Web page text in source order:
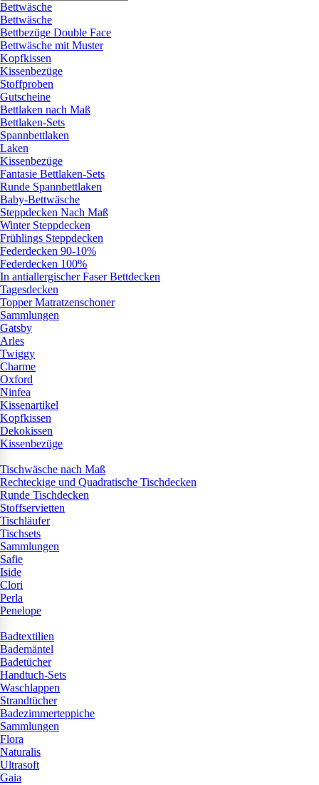
Bettwäsche
Bettwäsche
Bettbezüge Double Face
Bettwäsche mit Muster
Kopfkissen
Kissenbezüge
Stoffproben
Gutscheine
Bettlaken nach Maß
Bettlaken-Sets
Spannbettlaken
Laken
Kissenbezüge
Fantasie Bettlaken-Sets
Runde Spannbettlaken
Baby-Bettwäsche
Steppdecken Nach Maß
Winter Steppdecken
Frühlings Steppdecken
Federdecken 90-10%
Federdecken 100%
In antiallergischer Faser Bettdecken
Tagesdecken
Topper Matratzenschoner
Sammlungen
Gatsby
Arles
Twiggy
Charme
Oxford
Ninfea
Kissenartikel
Kopfkissen
Dekokissen
Kissenbezüge
Tischwäsche nach Maß
Rechteckige und Quadratische Tischdecken
Runde Tischdecken
Stoffservietten
Tischläufer
Tischsets
Sammlungen
Safie
Iside
Clori
Perla
Penelope
Badtextilien
Bademäntel
Badetücher
Handtuch-Sets
Waschlappen
Strandtücher
Badezimmerteppiche
Sammlungen
Flora
Naturalis
Ultrasoft
Gaia